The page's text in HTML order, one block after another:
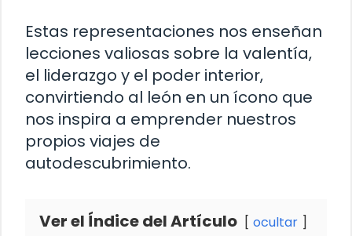
Estas representaciones nos enseñan
lecciones valiosas sobre la valentía,
el liderazgo y el poder interior,
convirtiendo al león en un ícono que
nos inspira a emprender nuestros
propios viajes de
autodescubrimiento.
Ver el Índice del Artículo ocultar